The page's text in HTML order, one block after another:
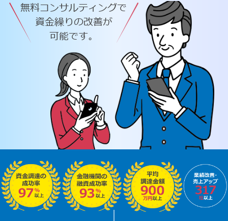
無料コンサルティングで
資金繰りの改善が
可能です。